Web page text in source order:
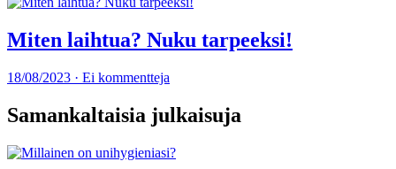
Miten laihtua? Nuku tarpeeksi!
18/08/2023 · Ei kommentteja
Samankaltaisia julkaisuja